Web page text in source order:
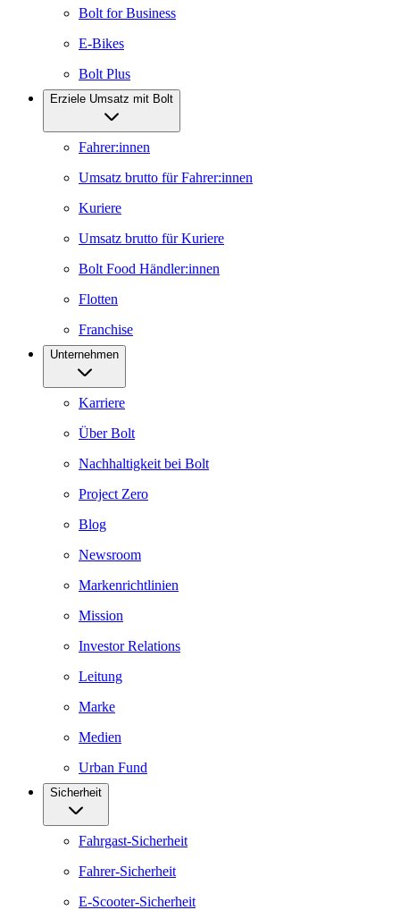
Bolt for Business
E-Bikes
Bolt Plus
Erziele Umsatz mit Bolt
Fahrer:innen
Umsatz brutto für Fahrer:innen
Kuriere
Umsatz brutto für Kuriere
Bolt Food Händler:innen
Flotten
Franchise
Unternehmen
Karriere
Über Bolt
Nachhaltigkeit bei Bolt
Project Zero
Blog
Newsroom
Markenrichtlinien
Mission
Investor Relations
Leitung
Marke
Medien
Urban Fund
Sicherheit
Fahrgast-Sicherheit
Fahrer-Sicherheit
E-Scooter-Sicherheit